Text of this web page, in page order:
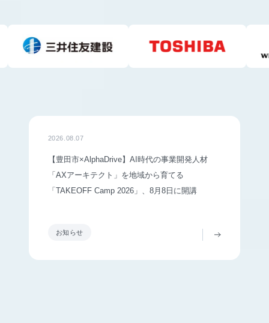
2026.08.07
お知らせ
【豊田市×AlphaDrive】AI時代の事業開発人材
「AXアーキテクト」を地域から育てる
「TAKEOFF Camp 2026」、8月8日に開講